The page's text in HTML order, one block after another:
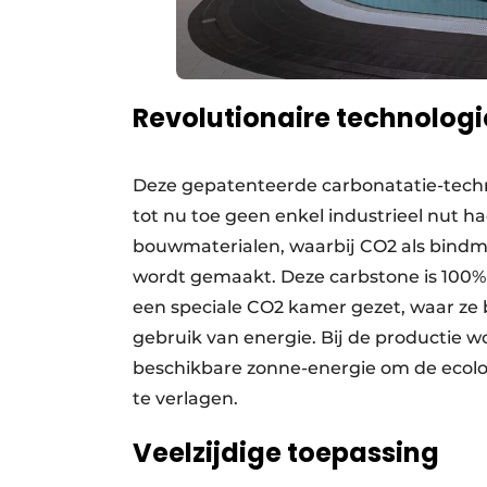
Revolutionaire
Deze gepatenteerde carbonatatie-
tot nu toe geen enkel industrieel nut
bouwmaterialen, waarbij CO2 als
wordt gemaakt. Deze carbstone is
een speciale CO2 kamer gezet, waar
gebruik van energie. Bij de productie
beschikbare zonne-energie om de
te verlagen.
Veelzijdige toepassing